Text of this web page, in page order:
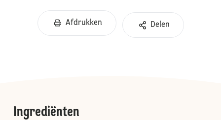
Afdrukken Delen
Ingrediënten